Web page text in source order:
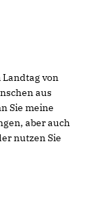
von
aus
Sie meine
aber auch
nutzen Sie